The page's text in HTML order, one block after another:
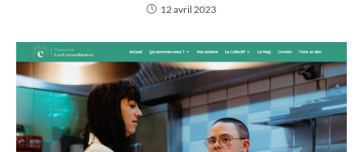
12 avril 2023